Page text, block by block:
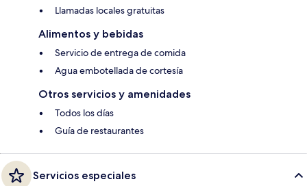
Llamadas locales gratuitas
Alimentos y bebidas
Servicio de entrega de comida
Agua embotellada de cortesía
Otros servicios y amenidades
Todos los días
Guía de restaurantes
Servicios especiales